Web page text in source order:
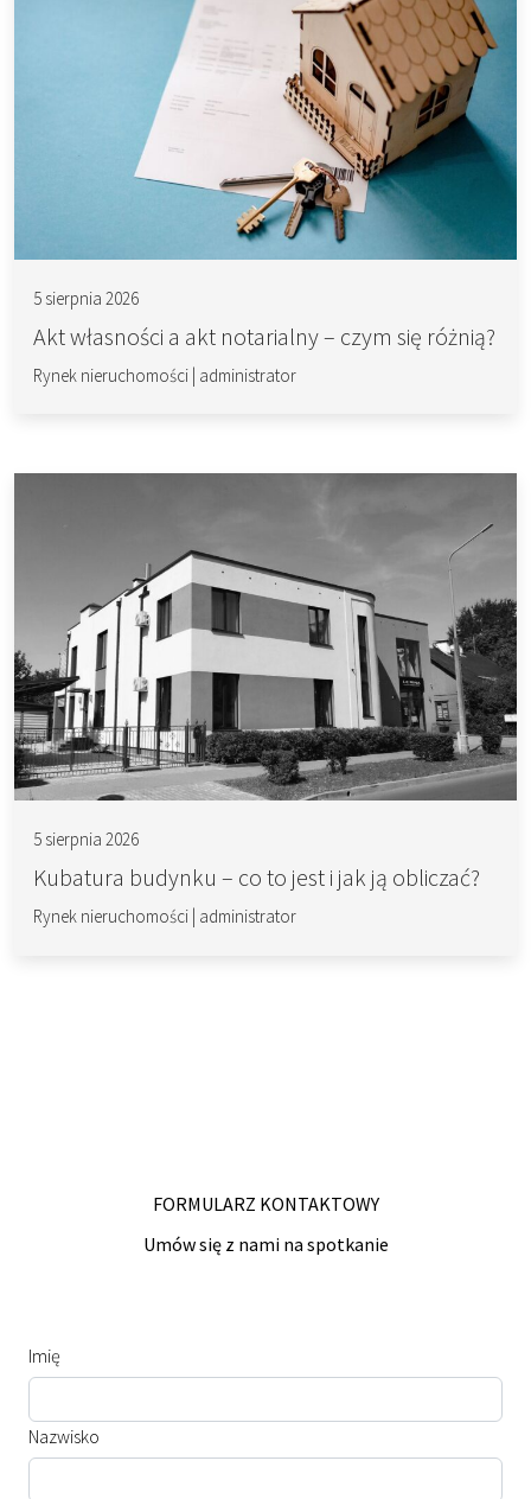
5 sierpnia 2026
Akt własności a akt notarialny – czym się różnią?
Rynek nieruchomości| administrator
5 sierpnia 2026
Kubatura budynku – co to jest i jak ją obliczać?
Rynek nieruchomości| administrator
FORMULARZ KONTAKTOWY
Umów się z nami na spotkanie
Imię
Nazwisko